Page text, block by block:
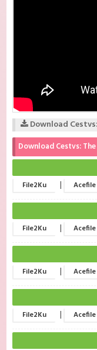
Download
Download Cestvs:
File2Ku | Acefile
File2Ku | Acefile
File2Ku | Acefile
File2Ku | Acefile